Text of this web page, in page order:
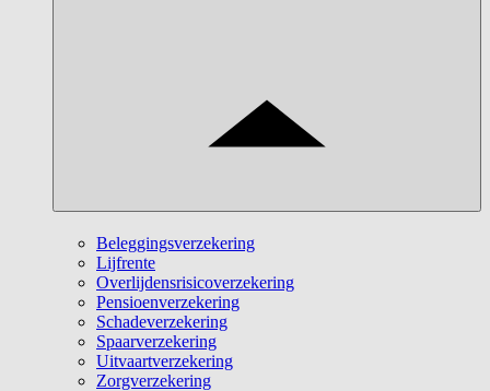
Beleggingsverzekering
Lijfrente
Overlijdensrisicoverzekering
Pensioenverzekering
Schadeverzekering
Spaarverzekering
Uitvaartverzekering
Zorgverzekering